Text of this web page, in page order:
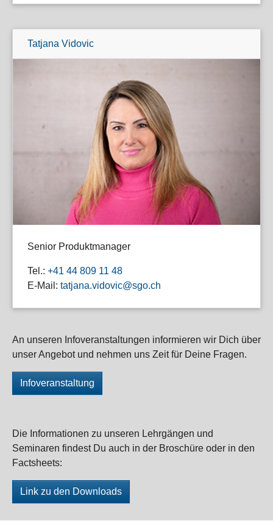
Tatjana Vidovic
Senior Produktmanager
Tel.: +41 44 809 11 48
E-Mail: tatjana.vidovic@sgo.ch
An unseren Infoveranstaltungen informieren wir Dich über
unser Angebot und nehmen uns Zeit für Deine Fragen.
Infoveranstaltung
Die Informationen zu unseren Lehrgängen und
Seminaren findest Du auch in der Broschüre oder in den
Factsheets:
Link zu den Downloads